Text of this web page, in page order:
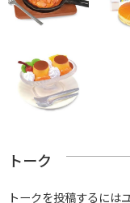
トーク
トークを投稿するには